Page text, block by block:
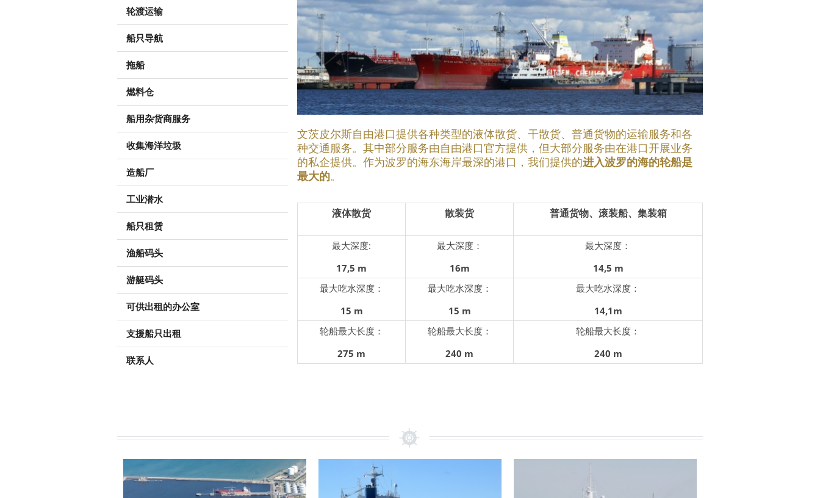
轮渡运输
船只导航
拖船
燃料仓
船用杂货商服务
收集海洋垃圾
造船厂
工业潜水
船只租赁
渔船码头
游艇码头
可供出租的办公室
支援船只出租
联系人
文茨皮尔斯自由港口提供各种类型的液体散货、干散货、普通货物的运输服务和各
种交通服务。其中部分服务由自由港口官方提供，但大部分服务由在港口开展业务
的私企提供。作为波罗的海东海岸最深的港口，我们提供的进入波罗的海的轮船是
最大的。
液体散货 散装货 普通货物、滚装船、集装箱
最大深度:
17,5 m
最大深度：
16m
最大深度：
14,5 m
最大吃水深度：
15 m
最大吃水深度：
15 m
最大吃水深度：
14,1m
轮船最大长度：
275 m
轮船最大长度：
240 m
轮船最大长度：
240 m